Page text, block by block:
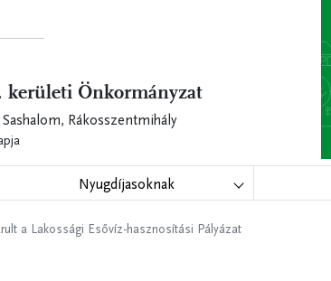
kerületi Önkormányzat
Rákosszentmihály
Nyugdíjasoknak
a Lakossági Esővíz-hasznosítási Pályázat